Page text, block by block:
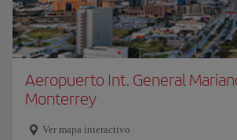
Aeropuerto Int. General
Monterrey
Ver mapa interactivo